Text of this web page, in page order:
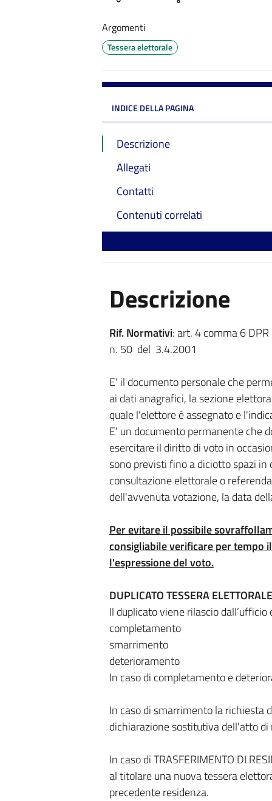
Argomenti
Tessera elettorale
INDICE DELLA PAGINA
Descrizione
Allegati
Contatti
Contenuti correlati
Descrizione
Rif. Normativi: art. 4 comma 6
n. 50 del 3.4.2001
E' il documento personale che
ai dati anagrafici, la sezione
quale l'elettore è assegnato e
E' un documento permanente che
esercitare il diritto di voto in
sono previsti fino a diciotto spazi in
consultazione elettorale o
dell'avvenuta votazione, la data
Per evitare il possibile
consigliabile verificare per tempo
l'espressione del voto.
DUPLICATO TESSERA ELETTORALE
Il duplicato viene rilascio
completamento
smarrimento
deterioramento
In caso di completamento e
In caso di smarrimento la richiesta
dichiarazione sostitutiva dell'atto
In caso di TRASFERIMENTO DI
al titolare una nuova tessera
precedente residenza.